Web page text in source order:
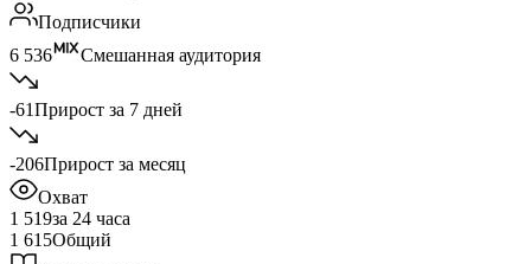
Подписчики
6 536
Смешанная аудитория
-61Прирост за 7 дней
-206Прирост за месяц
Охват
1 519за 24 часа
1 615Общий